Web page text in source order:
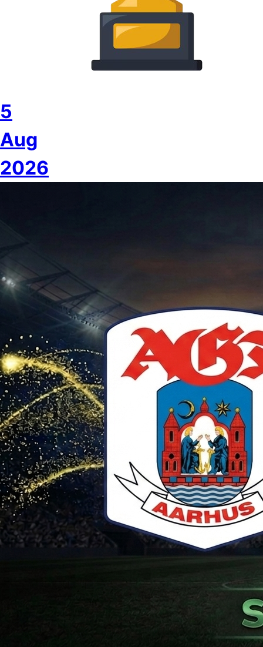
5
Aug
2026